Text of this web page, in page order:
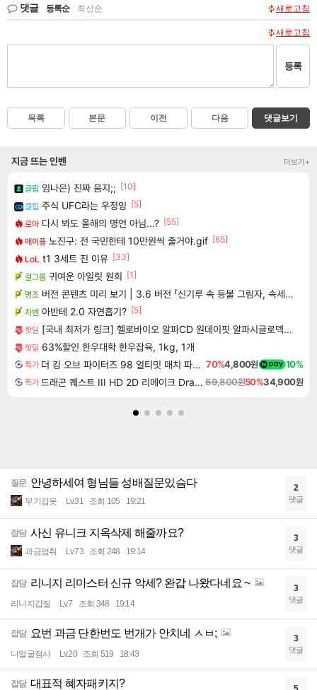
댓글 등록순 최신순 새로고침
새로고침
등록
목록 본문 이전 다음 댓글보기
지금 뜨는 인벤 더보기+
클립 임나은) 진짜 음지;; [10]
클립 주식 UFC라는 우정잉 [5]
로아 다시 봐도 올해의 명언 아님...? [55]
메이플 노진구: 전 국민한테 10만원씩 줄거야.gif [65]
LoL t1 3세트 진 이유 [33]
걸그룹 귀여운 아일릿 원희
[1]
명조 버전 콘텐츠 미리 보기 | 3.6 버전 「신기루 속 등불 그림자, 속세에 깃든 검의 결심」이 8월 20일에 업데이트됩니다!
차벤 아반테 2.0 자연흡기? [5]
핫딜 [국내 최저가 링크] 헬로바이오 알파CD 원데이핏 알파시글로덱스트린, 3g, 14포, 12개
핫딜 63%할인 한우대학 한우잡육, 1kg, 1개
특가 더 킹 오브 파이터즈 98 얼티밋 매치 파이널 에디션 THE KING OF FIGHTERS 98 ULTIMATE MATCH FINAL EDITION 70%4,800원 10%
특가 드래곤 퀘스트 III HD 2D 리메이크 Dragon Quest III HD 2D Remake 69,800원50%34,900원
질문 안녕하세여 형님들 성배질문있슴다
무기갑옷 Lv.31 조회 105 19:21
2
댓글
잡담 사신 유니크 지옥삭제 해줄까요?
과금멈춰 Lv.73 조회 248 19:14
3
댓글
잡담 리니지 리마스터 신규 악세? 완갑 나왔다네요 ~
리니지갑질 Lv.7 조회 348 19:14
3
댓글
잡담 요번 과금 단한번도 번개가 안치네 ㅅㅂ;
니얼굴점사 Lv.20 조회 519 18:43
3
댓글
잡담 대표적 혜자패키지?